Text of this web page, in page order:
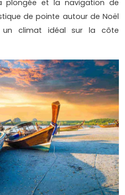
plongée et la navigation de
de pointe autour de Noël
climat idéal sur la côte